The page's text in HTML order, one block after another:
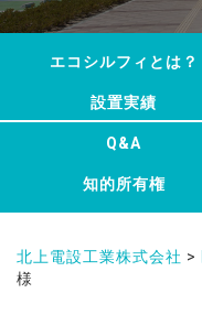
エコシルフィとは？
設置実績
Q&A
知的所有権
北上電設工業株式会社 >
様